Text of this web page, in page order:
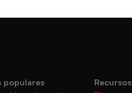
populares
Recursos